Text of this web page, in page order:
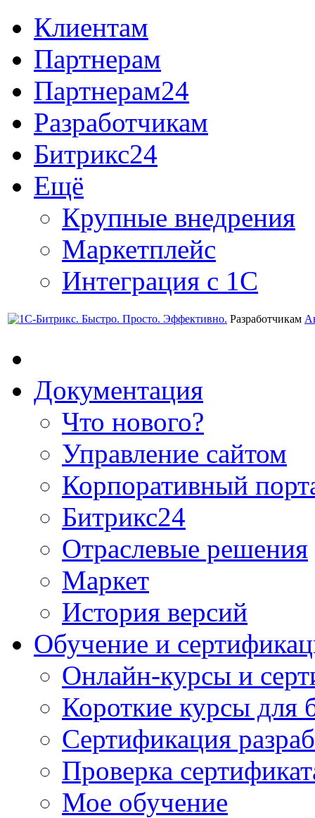
Клиентам
Партнерам
Партнерам24
Разработчикам
Битрикс24
Ещё
Крупные внедрения
Маркетплейс
Интеграция с 1С
Разработчикам
Документация
Что нового?
Управление сайтом
Корпоративный
Битрикс24
Отраслевые решения
Маркет
История версий
Обучение и
Онлайн-курсы и
Короткие курсы для
Сертификация
Проверка
Мое обучение